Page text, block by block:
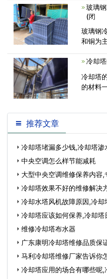
玻璃
(闭
玻璃钢
和铜为
却塔使
冷却
冷却塔
的材料
推荐文章
冷却塔堵漏多少钱,冷却塔
中央空调怎么样节能减耗
大型中央空调维修保养内容
冷却塔效果不好的维修解决
冷却水塔风机故障原因,冷
冷却塔应该如何保养,冷却
维修冷却塔布水器
广东康明冷却塔维修品质保
马利冷却塔维修厂家告诉你
冷却塔应用的场合有哪些呢